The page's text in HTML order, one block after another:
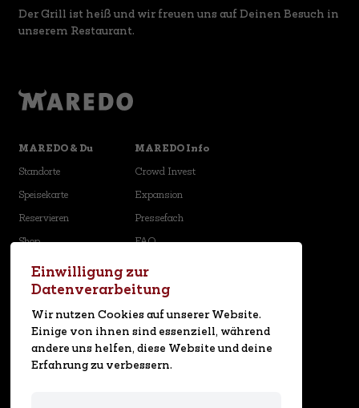
Einwilligung zur
Datenverarbeitung
Wir nutzen Cookies auf unserer Website.
Einige von ihnen sind essenziell, während
andere uns helfen, diese Website und deine
Erfahrung zu verbessern.
Der Grill ist heiß und wir freuen uns auf Deinen Besuch in
unserem Restaurant.
MAREDO & Du
Standorte
Speisekarte
Reservieren
Shop
Karriere
MAREDO Info
Crowd Invest
Expansion
Pressefach
FAQ
Social Media
MAREDO App